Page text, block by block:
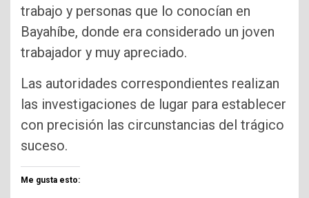
trabajo y personas que lo conocían en
Bayahíbe, donde era considerado un joven
trabajador y muy apreciado.
Las autoridades correspondientes realizan
las investigaciones de lugar para establecer
con precisión las circunstancias del trágico
suceso.
Me gusta esto: